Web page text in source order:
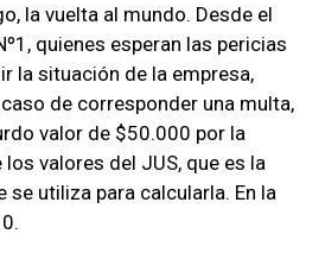
la vuelta al mundo. Desde el
quienes esperan las pericias
la situación de la empresa,
de corresponder una multa,
valor de $50.000 por la
valores del JUS, que es la
se utiliza para calcularla. En la